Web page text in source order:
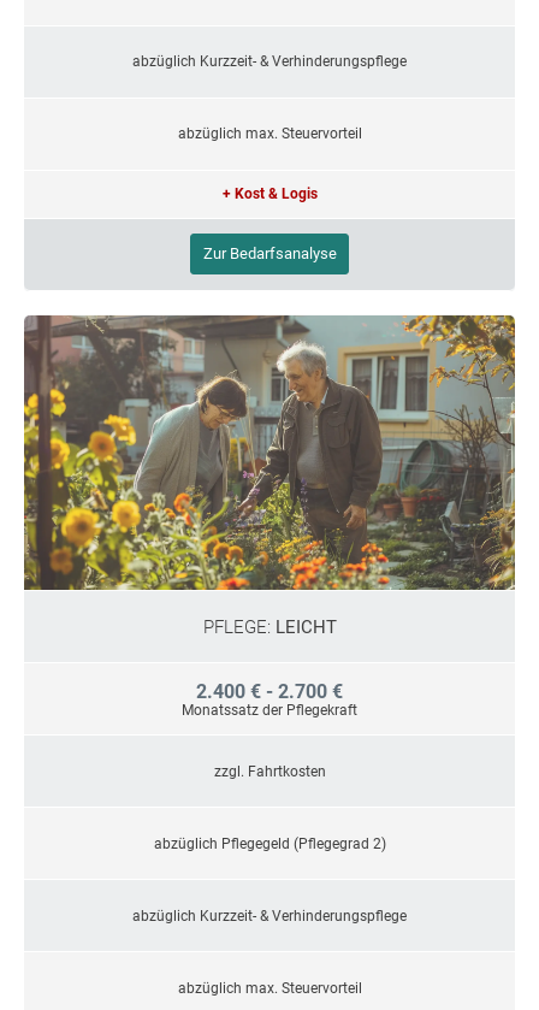
abzüglich Kurzzeit- & Verhinderungspflege
abzüglich max. Steuervorteil
+ Kost & Logis
Zur Bedarfsanalyse
PFLEGE: LEICHT
2.400 € - 2.700 €
Monatssatz der Pflegekraft
zzgl. Fahrtkosten
abzüglich Pflegegeld (Pflegegrad 2)
abzüglich Kurzzeit- & Verhinderungspflege
abzüglich max. Steuervorteil